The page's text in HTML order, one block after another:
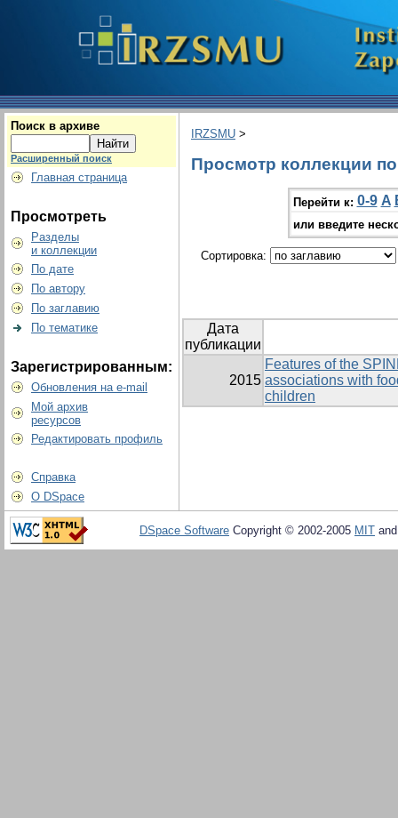
Поиск в архиве
Расширенный поиск
Главная страница
Просмотреть
Разделы
и коллекции
По дате
По автору
По заглавию
По тематике
Зарегистрированным:
Обновления на e-mail
Мой архив
ресурсов
Редактировать профиль
Справка
О DSpace
IRZSMU >
Просмотр коллекции
Перейти к: 0-9 A
или введите
Сортировка:
Дата
публикации
2015
Features of the
associations with
children
DSpace Software Copyright © 2002-2005 MIT